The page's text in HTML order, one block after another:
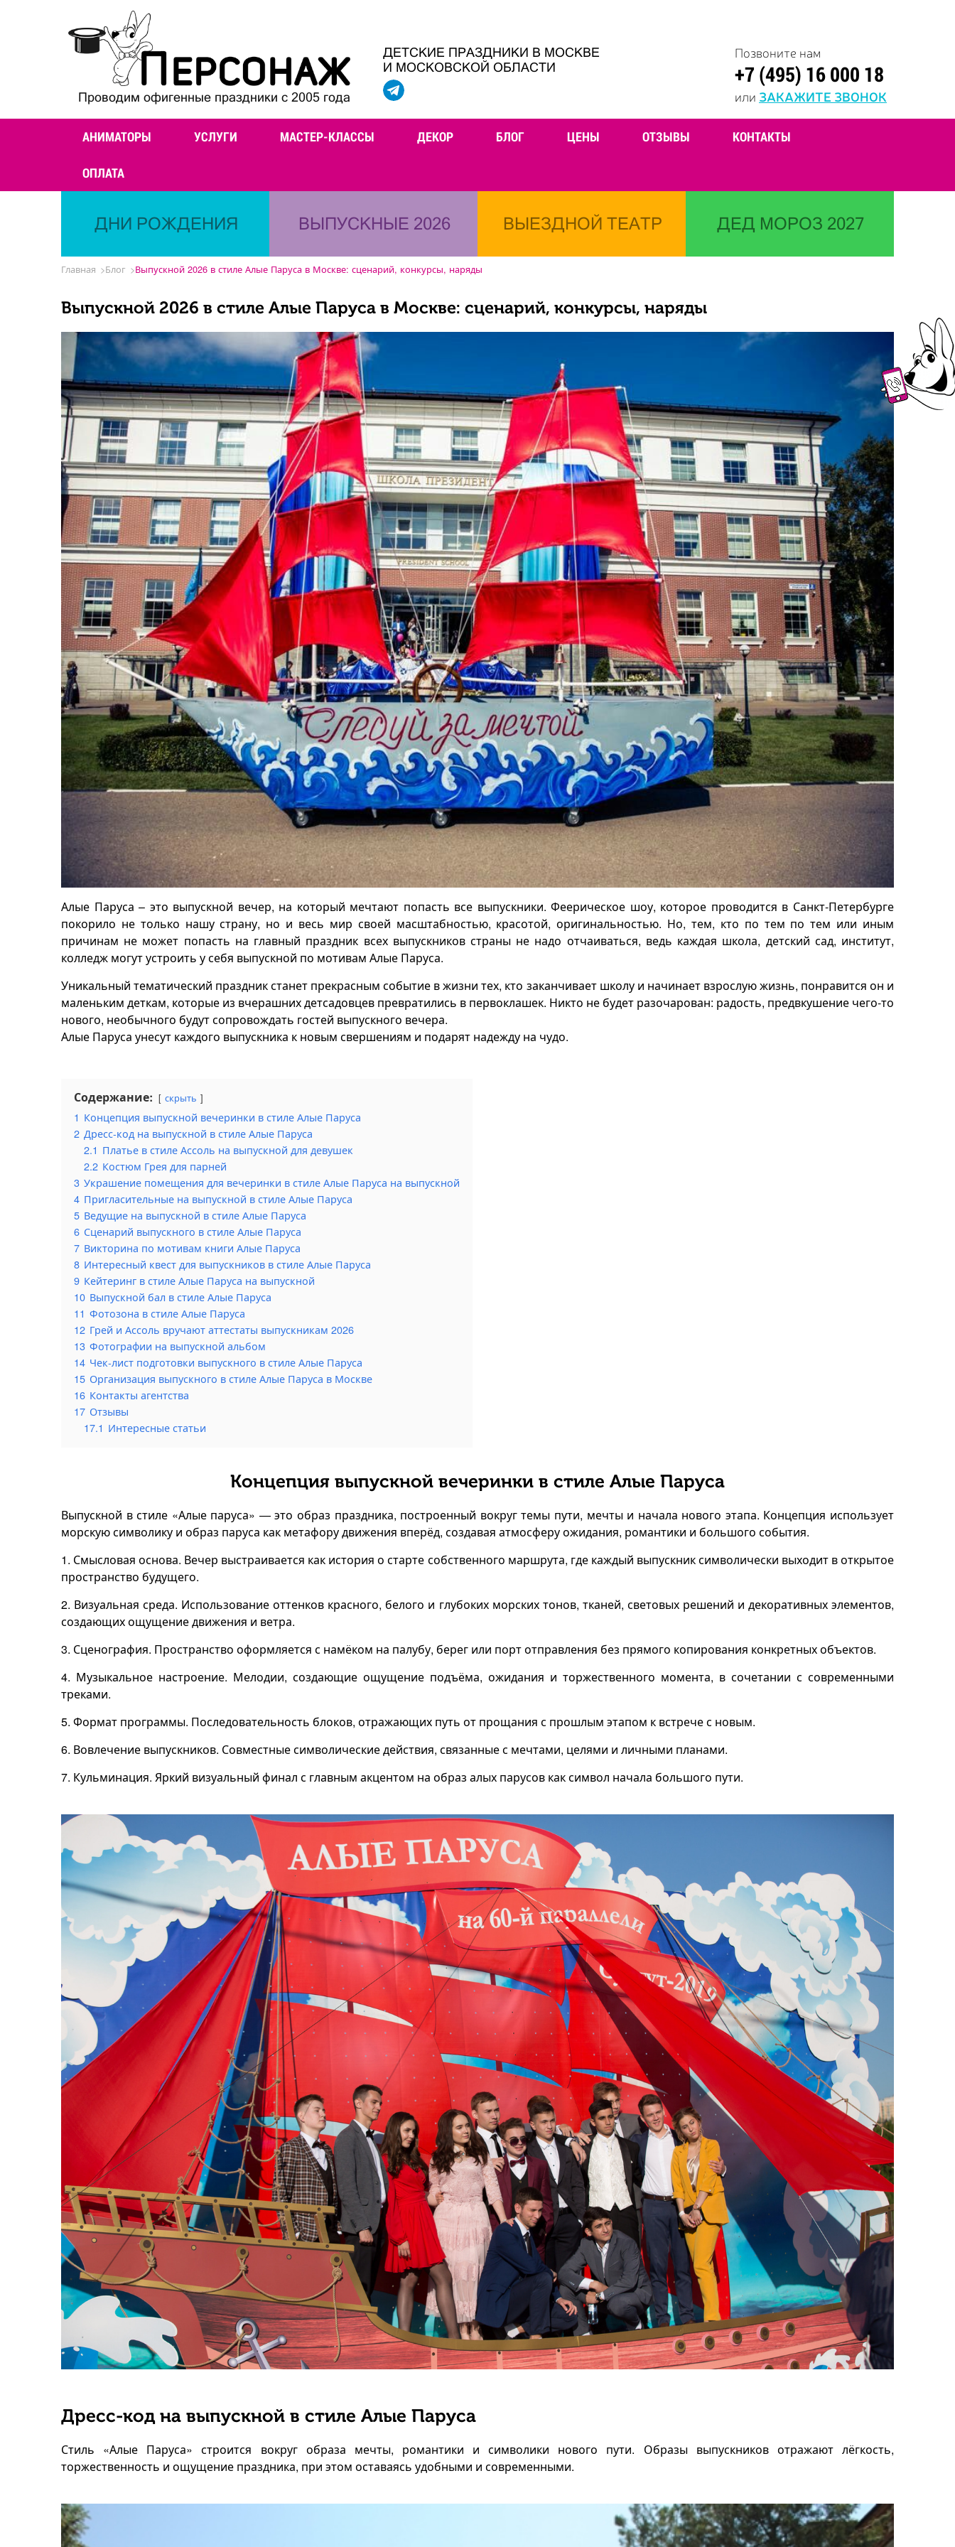
Проводим офигенные праздники с 2005 года
ДЕТСКИЕ ПРАЗДНИКИ В МОСКВЕ
И МОСКОВСКОЙ ОБЛАСТИ
Позвоните нам
+7 (495) 16 000 18
или ЗАКАЖИТЕ ЗВОНОК
АНИМАТОРЫ УСЛУГИ МАСТЕР-КЛАССЫ ДЕКОР БЛОГ ЦЕНЫ ОТЗЫВЫ КОНТАКТЫ
ОПЛАТА
ДНИ РОЖДЕНИЯ ВЫПУСКНЫЕ 2026 ВЫЕЗДНОЙ ТЕАТР ДЕД МОРОЗ 2027
Главная Блог Выпускной 2026 в стиле Алые Паруса в Москве: сценарий, конкурсы, наряды
Выпускной 2026 в стиле Алые Паруса в Москве: сценарий, конкурсы, наряды
Алые Паруса – это выпускной вечер, на который мечтают попасть все выпускники. Феерическое шоу, которое проводится в Санкт-Петербурге
покорило не только нашу страну, но и весь мир своей масштабностью, красотой, оригинальностью. Но, тем, кто по тем по тем или иным
причинам не может попасть на главный праздник всех выпускников страны не надо отчаиваться, ведь каждая школа, детский сад, институт,
колледж могут устроить у себя выпускной по мотивам Алые Паруса.
Уникальный тематический праздник станет прекрасным событие в жизни тех, кто заканчивает школу и начинает взрослую жизнь, понравится он и
маленьким деткам, которые из вчерашних детсадовцев превратились в первоклашек. Никто не будет разочарован: радость, предвкушение чего-то
нового, необычного будут сопровождать гостей выпускного вечера.
Алые Паруса унесут каждого выпускника к новым свершениям и подарят надежду на чудо.
Содержание: скрыть
1 Концепция выпускной вечеринки в стиле Алые Паруса
2 Дресс-код на выпускной в стиле Алые Паруса
2.1 Платье в стиле Ассоль на выпускной для девушек
2.2 Костюм Грея для парней
3 Украшение помещения для вечеринки в стиле Алые Паруса на выпускной
4 Пригласительные на выпускной в стиле Алые Паруса
5 Ведущие на выпускной в стиле Алые Паруса
6 Сценарий выпускного в стиле Алые Паруса
7 Викторина по мотивам книги Алые Паруса
8 Интересный квест для выпускников в стиле Алые Паруса
9 Кейтеринг в стиле Алые Паруса на выпускной
10 Выпускной бал в стиле Алые Паруса
11 Фотозона в стиле Алые Паруса
12 Грей и Ассоль вручают аттестаты выпускникам 2026
13 Фотографии на выпускной альбом
14 Чек-лист подготовки выпускного в стиле Алые Паруса
15 Организация выпускного в стиле Алые Паруса в Москве
16 Контакты агентства
17 Отзывы
17.1 Интересные статьи
Концепция выпускной вечеринки в стиле Алые Паруса
Выпускной в стиле «Алые паруса» — это образ праздника, построенный вокруг темы пути, мечты и начала нового этапа. Концепция использует
морскую символику и образ паруса как метафору движения вперёд, создавая атмосферу ожидания, романтики и большого события.
1. Смысловая основа. Вечер выстраивается как история о старте собственного маршрута, где каждый выпускник символически выходит в открытое
пространство будущего.
2. Визуальная среда. Использование оттенков красного, белого и глубоких морских тонов, тканей, световых решений и декоративных элементов,
создающих ощущение движения и ветра.
3. Сценография. Пространство оформляется с намёком на палубу, берег или порт отправления без прямого копирования конкретных объектов.
4. Музыкальное настроение. Мелодии, создающие ощущение подъёма, ожидания и торжественного момента, в сочетании с современными
треками.
5. Формат программы. Последовательность блоков, отражающих путь от прощания с прошлым этапом к встрече с новым.
6. Вовлечение выпускников. Совместные символические действия, связанные с мечтами, целями и личными планами.
7. Кульминация. Яркий визуальный финал с главным акцентом на образ алых парусов как символ начала большого пути.
Дресс-код на выпускной в стиле Алые Паруса
Стиль «Алые Паруса» строится вокруг образа мечты, романтики и символики нового пути. Образы выпускников отражают лёгкость,
торжественность и ощущение праздника, при этом оставаясь удобными и современными.